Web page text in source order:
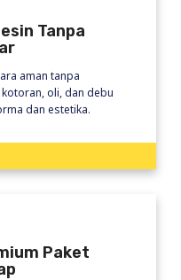
Tanpa
aman tanpa
oli, dan debu
dan estetika.
Paket